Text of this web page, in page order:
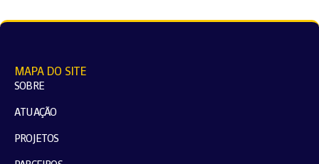
MAPA DO SITE
SOBRE
ATUAÇÃO
PROJETOS